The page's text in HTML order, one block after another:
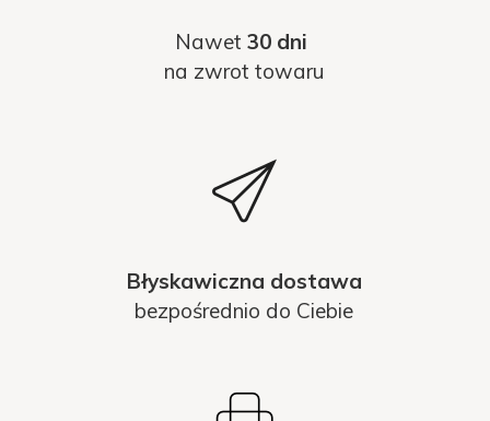
Nawet 30 dni
na zwrot towaru
Błyskawiczna dostawa
bezpośrednio do Ciebie